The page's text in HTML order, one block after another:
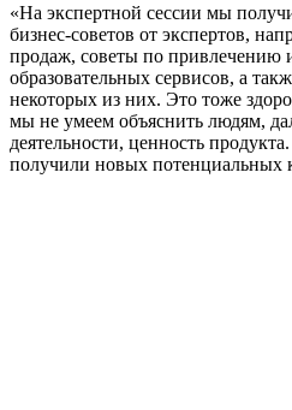
«На экспертной сессии мы
бизнес-советов от экспертов,
продаж, советы по привлечению
образовательных сервисов, а
некоторых из них. Это тоже
мы не умеем объяснить людям,
деятельности, ценность
получили новых потенциальных